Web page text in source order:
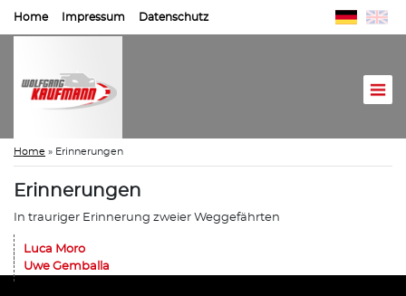
Home Impressum Datenschutz
Home » Erinnerungen
Erinnerungen
In trauriger Erinnerung zweier Weggefährten
Luca Moro
Uwe Gemballa